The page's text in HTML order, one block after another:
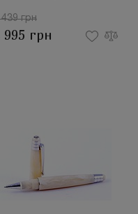
грн
995 грн